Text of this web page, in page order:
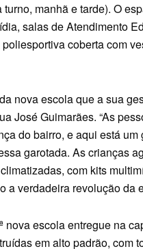
manhã e tarde). O
salas de Atendimento
coberta com
nova escola que a sua
José Guimarães. “As
do bairro, e aqui está
garotada. As crianças
com kits
a verdadeira revolução da
nova escola entregue na
em alto padrão, com